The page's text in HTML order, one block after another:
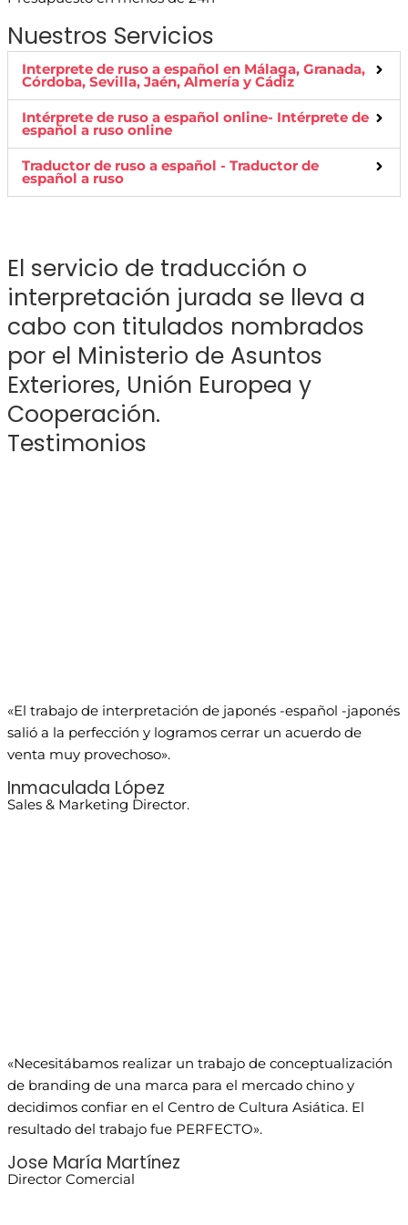
Nuestros Servicios
Interprete de ruso a español en Málaga, Granada,
Córdoba, Sevilla, Jaén, Almería y Cádiz
Intérprete de ruso a español online- Intérprete de
español a ruso online
Traductor de ruso a español - Traductor de
español a ruso
El servicio de traducción o
interpretación jurada se lleva a
cabo con titulados nombrados
por el Ministerio de Asuntos
Exteriores, Unión Europea y
Cooperación.
Testimonios
«El trabajo de interpretación de japonés -español -japonés
salió a la perfección y logramos cerrar un acuerdo de
venta muy provechoso».
Inmaculada López
Sales & Marketing Director.
«Necesitábamos realizar un trabajo de conceptualización
de branding de una marca para el mercado chino y
decidimos confiar en el Centro de Cultura Asiática. El
resultado del trabajo fue PERFECTO».
Jose María Martínez
Director Comercial